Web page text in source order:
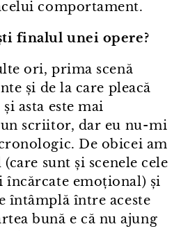
comportament.
finalul unei opere?
ori, prima scenă
și de la care pleacă
asta este mai
scriitor, dar eu nu⁠-⁠mi
De obicei am
sunt și scenele cele
încărcate emoțional) și
întâmplă între aceste
bună e că nu ajung